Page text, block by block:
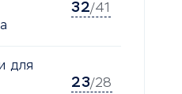
32/41
для
23/28